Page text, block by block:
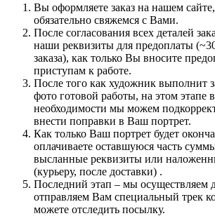
Вы оформляете заказ на нашем
обязательно свяжемся с Вами.
После согласования всех деталей
наши реквизиты для предоплаты
заказа), как только Вы вносите
приступам к работе.
После того как художник выполнит
фото готовой работы, на этом этапе
необходимости мы можем
внести поправки в Ваш портрет.
Как только Ваш портрет будет
оплачиваете оставшуюся часть
высланные реквизиты или
(курьеру, после доставки) .
Последний этап – мы осуществляем
отправляем Вам специальный трек
можете отследить посылку.